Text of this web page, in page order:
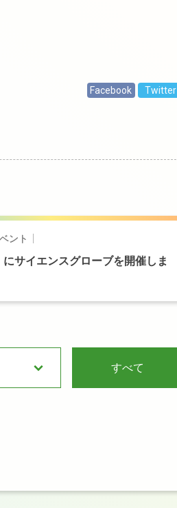
Facebook Twitter
ント
にサイエンスグローブを開催しま
すべて